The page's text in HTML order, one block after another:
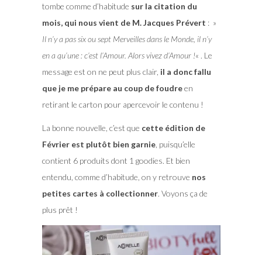
tombe comme d’habitude sur la citation du
mois, qui nous vient de M. Jacques Prévert : »
Il n’y a pas six ou sept Merveilles dans le Monde, il n’y
en a qu’une : c’est l’Amour. Alors vivez d’Amour !« . Le
message est on ne peut plus clair, il a donc fallu
que je me prépare au coup de foudreen
retirant le carton pour apercevoir le contenu !
La bonne nouvelle, c’est que cette édition de
Février est plutôt bien garnie, puisqu’elle
contient 6 produits dont 1 goodies. Et bien
entendu, comme d’habitude, on y retrouve nos
petites cartes à collectionner. Voyons ça de
plus prêt !